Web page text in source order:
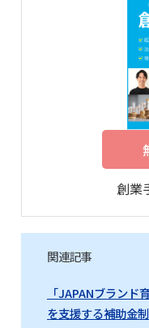
創業
関連記事
「JAPANブラン
を支援する補助金